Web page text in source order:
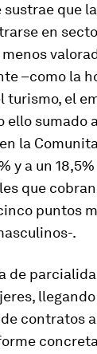
sustrae que
en
–como la
turismo, el
ello sumado
la
y a un
que
puntos
.
de
contratos